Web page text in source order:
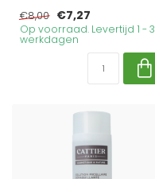
€8,00 €7,27
Op voorraad. Levertijd 1 - 3
werkdagen